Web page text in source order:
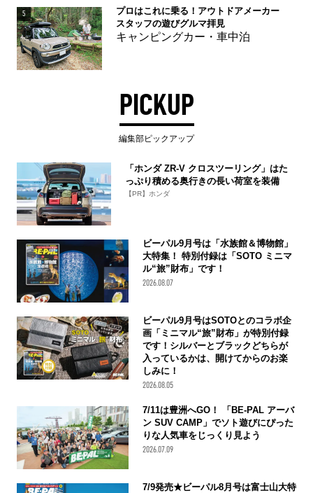
5
プロはこれに乗る！アウトドアメーカー
スタッフの遊びグルマ拝見
キャンピングカー・車中泊
PICKUP
編集部ピックアップ
「ホンダ ZR-V クロスツーリング」はた
っぷり積める奥行きの長い荷室を装備
【PR】ホンダ
ビーパル9月号は「水族館＆博物館」
大特集！ 特別付録は「SOTO ミニマ
ル“旅”財布」です！
2026.08.07
ビーパル9月号はSOTOとのコラボ企
画「ミニマル“旅”財布」が特別付録
です！シルバーとブラックどちらが
入っているかは、開けてからのお楽
しみに！
2026.08.05
7/11は豊洲へGO！ 「BE-PAL アーバ
ン SUV CAMP」でソト遊びにぴった
りな人気車をじっくり見よう
2026.07.09
7/9発売★ビーパル8月号は富士山大特